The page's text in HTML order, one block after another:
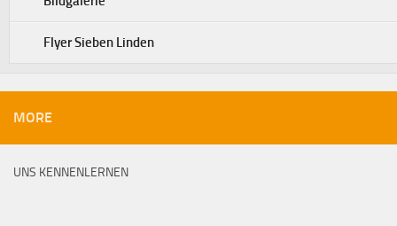
Flyer Sieben Linden
MORE
UNS KENNENLERNEN